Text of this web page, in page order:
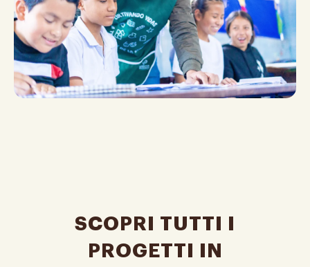
SCOPRI TUTTI I
PROGETTI IN